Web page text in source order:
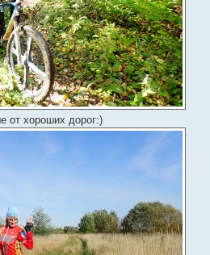
от хороших дорог:)